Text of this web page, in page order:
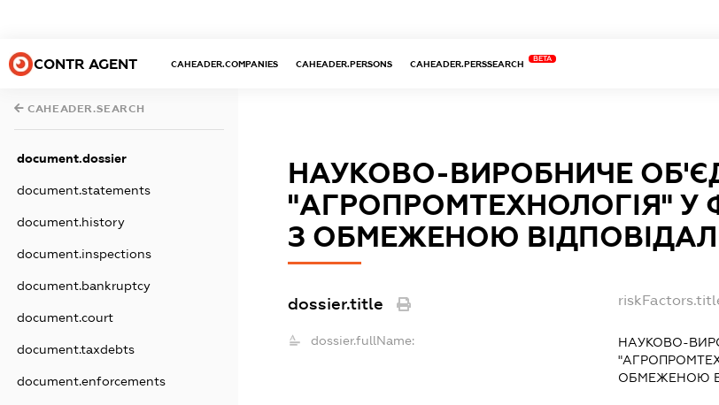
CONTR AGENT CAHEADER.COMPANIES CAHEADER.PERSONS CAHEADER.PERSSEARCH
BETA
CAHEADER.SEARCH
document.dossier
document.statements
document.history
document.inspections
document.bankruptcy
document.court
document.taxdebts
document.enforcements
НАУКОВО-ВИРОБНИЧЕ
"АГРОПРОМТЕХНОЛОГІЯ" У
З ОБМЕЖЕНОЮ
dossier.title
dossier.fullName:
НАУКОВО-
ОБМЕЖЕНОЮ